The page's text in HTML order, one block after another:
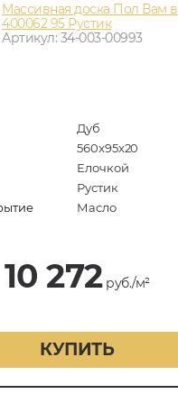
Массивная доска Пол Вам
400062 95 Рустик
Артикул: 34-003-00993
Дуб
560x95x20
Елочкой
Рустик
Масло
10 272руб./м²
КУПИТЬ